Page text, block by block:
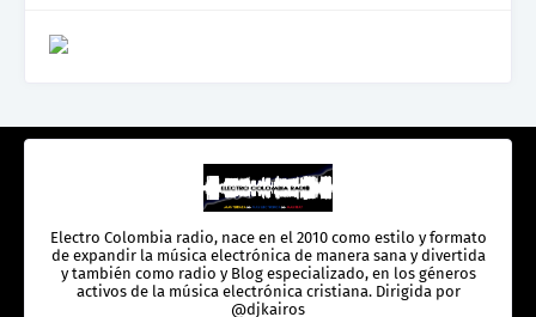
Electro Colombia radio, nace en el 2010 como estilo y formato
de expandir la música electrónica de manera sana y divertida
y también como radio y Blog especializado, en los géneros
activos de la música electrónica cristiana. Dirigida por
@djkairos